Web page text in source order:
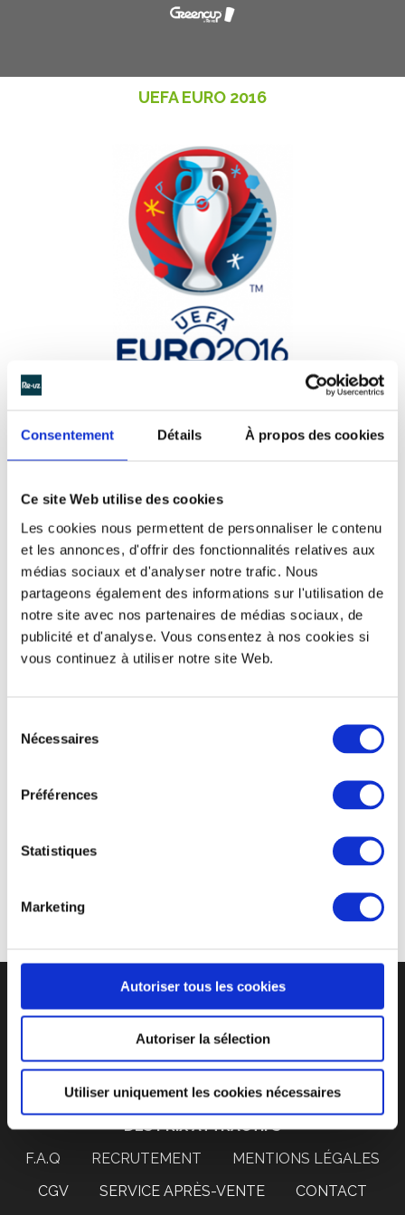
Consentement Détails À propos des cookies
Ce site Web utilise des cookies
Les cookies nous permettent de personnaliser le contenu
et les annonces, d'offrir des fonctionnalités relatives aux
médias sociaux et d'analyser notre trafic. Nous
partageons également des informations sur l'utilisation de
notre site avec nos partenaires de médias sociaux, de
publicité et d'analyse. Vous consentez à nos cookies si
vous continuez à utiliser notre site Web.
Nécessaires
Préférences
Statistiques
Marketing
Autoriser tous les cookies
Autoriser la sélection
Utiliser uniquement les cookies nécessaires
UEFA EURO 2016
Une compétition respectueuse
de l’environnement
A l’occasion de l’EURO 2016, l’UEFA a décidé de travailler
avec Greencup, pour la production degobelets
réutilisables personnalisésà l’effigie de la
compétition. En effet, depuis plusieurs années, les
verres réutilisablesont envahi les événements
culturels et sportifs : grâce au système de consigne, les
déchets sur les divers stades et fan-zones ! Les
aux couleurs de l’événement
peuvent être gardés en souvenir et c’est ce qu’on fait la
plupart des supporters. Les gobelets Greencup étaient
Lyon mais aussi sur les fan-zones à travers toute la
CYCLE DE VIE D’UN GOBELET RÉUTLISABLE
UN SUIVI PERSONNALISÉ
DES PRIX ATTRACTIFS
F.A.Q
RECRUTEMENT
MENTIONS LÉGALES
CGV
SERVICE APRÈS-VENTE
CONTACT